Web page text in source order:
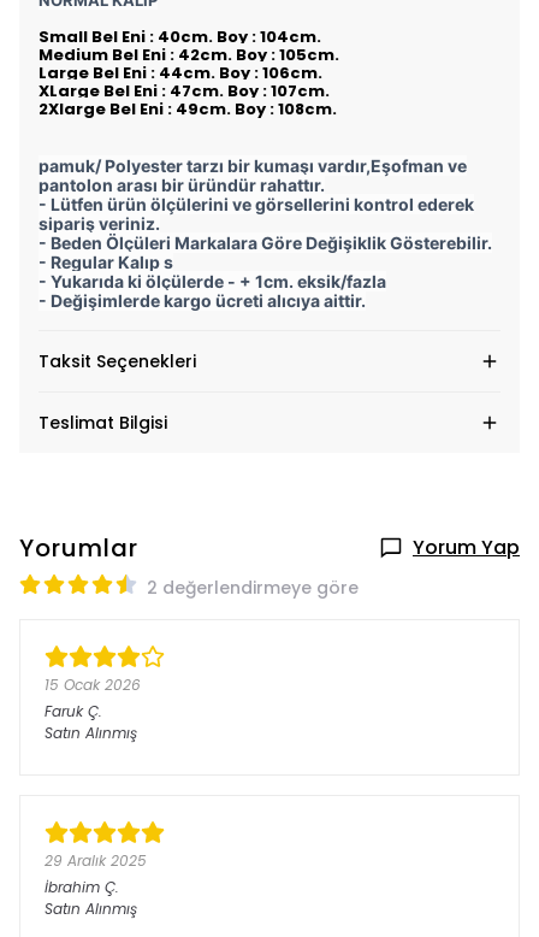
Small Bel Eni : 40cm. Boy : 104cm.
Medium Bel Eni : 42cm. Boy : 105cm.
Large Bel Eni : 44cm. Boy : 106cm.
XLarge Bel Eni : 47cm. Boy : 107cm.
2Xlarge Bel Eni : 49cm. Boy : 108cm.
pamuk/ Polyester tarzı bir kumaşı vardır,Eşofman ve
pantolon arası bir üründür rahattır.
- Lütfen ürün ölçülerini ve görsellerini kontrol ederek
sipariş veriniz.
- Beden Ölçüleri Markalara Göre Değişiklik Gösterebilir.
- Regular Kalıp s
- Yukarıda ki ölçülerde - + 1cm. eksik/fazla
- Değişimlerde kargo ücreti alıcıya aittir.
Taksit Seçenekleri
Teslimat Bilgisi
Yorumlar Yorum Yap
2 değerlendirmeye göre
15 Ocak 2026
Faruk Ç.
Satın Alınmış
29 Aralık 2025
İbrahim Ç.
Satın Alınmış